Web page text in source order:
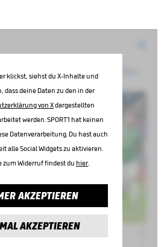
klickst, siehst du X-Inhalte und
dass deine Daten zu den in der
von Xdargestellten
werden. SPORT1 hat keinen
Datenverarbeitung. Du hast auch
alle Social Widgets zu aktivieren.
zum Widerruf findest du hier.
AKZEPTIEREN
AKZEPTIEREN